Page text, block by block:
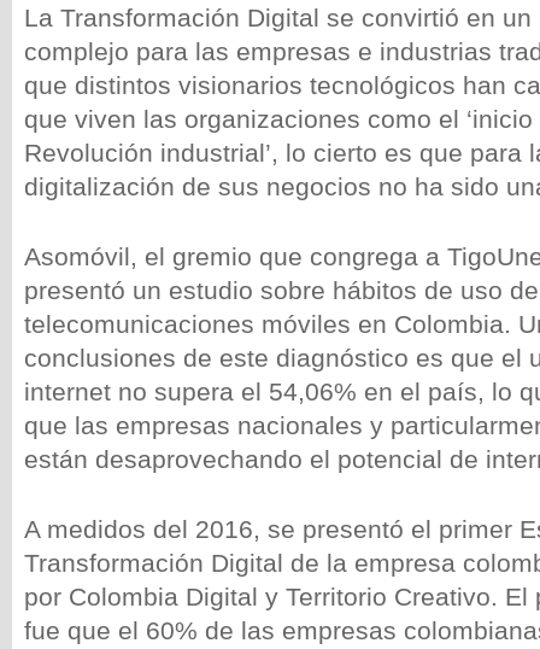
La Transformación Digital se convirtió en
complejo para las empresas e industrias
que distintos visionarios tecnológicos han
que viven las organizaciones como el
Revolución industrial’, lo cierto es que para
digitalización de sus negocios no ha sido
Asomóvil, el gremio que congrega a
presentó un estudio sobre hábitos de uso de
telecomunicaciones móviles en Colombia.
conclusiones de este diagnóstico es que el
internet no supera el 54,06% en el país, lo
que las empresas nacionales y
están desaprovechando el potencial de
A medidos del 2016, se presentó el primer
Transformación Digital de la empresa
por Colombia Digital y Territorio Creativo. El
fue que el 60% de las empresas
wp-